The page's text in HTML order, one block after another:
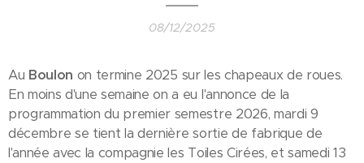
08/12/2025
Au Boulon on termine 2025 sur les chapeaux de roues.
En moins d'une semaine on a eu l'annonce de la
programmation du premier semestre 2026, mardi 9
décembre se tient la dernière sortie de fabrique de
l'année avec la compagnie les Toiles Cirées, et samedi 13